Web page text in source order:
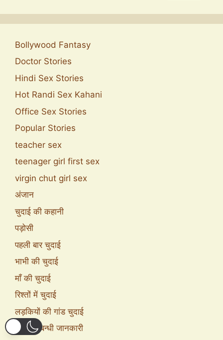
Bollywood Fantasy
Doctor Stories
Hindi Sex Stories
Hot Randi Sex Kahani
Office Sex Stories
Popular Stories
teacher sex
teenager girl first sex
virgin chut girl sex
अंजान
चुदाई की कहानी
पड़ोसी
पहली बार चुदाई
भाभी की चुदाई
माँ की चुदाई
रिश्तों में चुदाई
लड़कियों की गांड चुदाई
सेक्स सम्बन्धी जानकारी